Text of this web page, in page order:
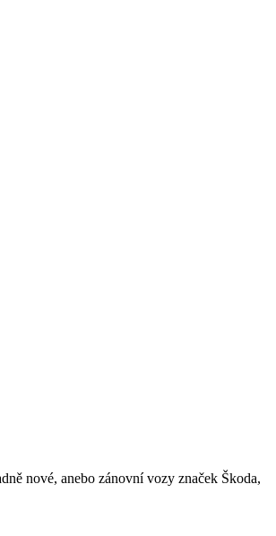
nové, anebo zánovní vozy značek Škoda,